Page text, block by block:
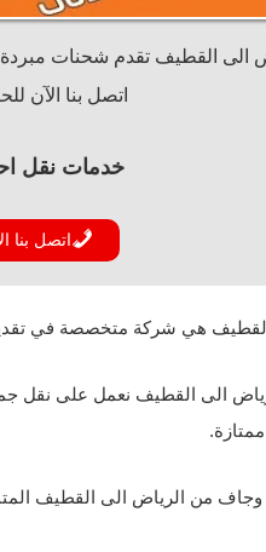
القطيف تقدم شحنات مبردة
اتصل بنا الآن
خدمات نقل
اتصل بنا
هي شركة متخصصة في تقديم
الى القطيف نعمل على نقل
من الرياض الى القطيف